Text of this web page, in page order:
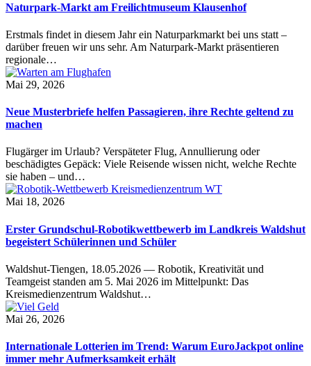
Naturpark-Markt am Freilichtmuseum Klausenhof
Erstmals findet in diesem Jahr ein Naturparkmarkt bei uns statt –
darüber freuen wir uns sehr. Am Naturpark-Markt präsentieren
regionale…
Mai 29, 2026
Neue Musterbriefe helfen Passagieren, ihre Rechte geltend zu
machen
Flugärger im Urlaub? Verspäteter Flug, Annullierung oder
beschädigtes Gepäck: Viele Reisende wissen nicht, welche Rechte
sie haben – und…
Mai 18, 2026
Erster Grundschul-Robotikwettbewerb im Landkreis Waldshut
begeistert Schülerinnen und Schüler
Waldshut-Tiengen, 18.05.2026 — Robotik, Kreativität und
Teamgeist standen am 5. Mai 2026 im Mittelpunkt: Das
Kreismedienzentrum Waldshut…
Mai 26, 2026
Internationale Lotterien im Trend: Warum EuroJackpot online
immer mehr Aufmerksamkeit erhält